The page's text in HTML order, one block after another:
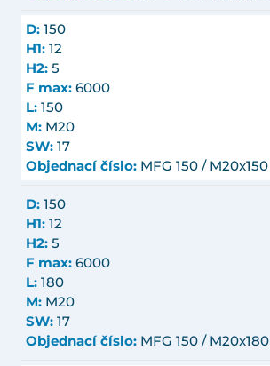
D: 150
H1: 12
H2: 5
F max: 6000
L: 150
M: M20
SW: 17
Objednací číslo: MFG 150 / M20x150
D: 150
H1: 12
H2: 5
F max: 6000
L: 180
M: M20
SW: 17
Objednací číslo: MFG 150 / M20x180